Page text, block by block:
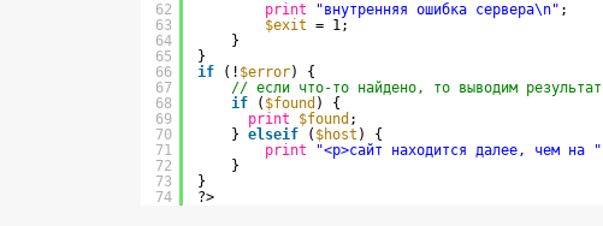
62
63
64
65
66
67
68
69
70
71
72
73
74
print
"внутренняя ошибка сервера\n" ;
$exit = 1;
}
}
if
(! $error) {
// если что-то найдено, то выводим результат
if
( $found ) {
print
$found ;
} elseif ( $host ) {
print
"<p>сайт находится далее, чем на "
}
}
?>